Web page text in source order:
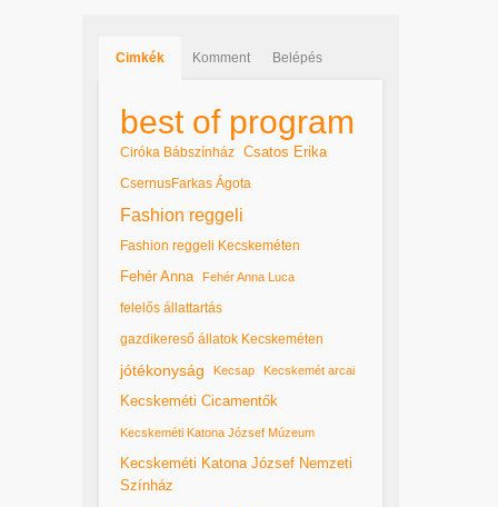
Cimkék Komment Belépés
best of program
Ciróka Bábszínház Csatos Erika
CsernusFarkas Ágota
Fashion reggeli
Fashion reggeli Kecskeméten
Fehér Anna Fehér Anna Luca
felelős állattartás
gazdikereső állatok Kecskeméten
jótékonyság Kecsap Kecskemét arcai
Kecskeméti Cicamentők
Kecskeméti Katona József Múzeum
Kecskeméti Katona József Nemzeti
Színház